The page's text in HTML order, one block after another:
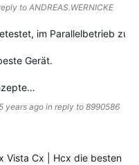
toANDREAS.WERNICKE
im Parallelbetrieb
Gerät.
years ago in reply to 8990586
Vista Cx | Hcx die besten